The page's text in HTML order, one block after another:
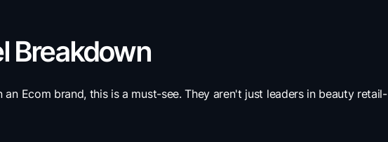
Breakdown
Ecom brand, this is a must-see. They aren't just leaders in beauty retail-